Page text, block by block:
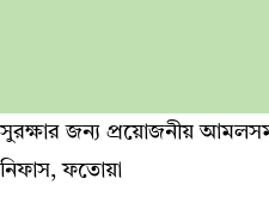
সুরক্ষার জন্য প্রয়োজনীয়
নিফাস, ফতোয়া